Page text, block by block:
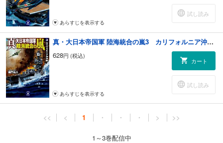
試し読み
あらすじを表示する
真・大日本帝国軍 陸海統合の嵐3 カリフォルニア沖決戦
628円 (税込)
カート
試し読み
あらすじを表示する
<< < 1 ・ ・ ・ > >>
1～3巻配信中